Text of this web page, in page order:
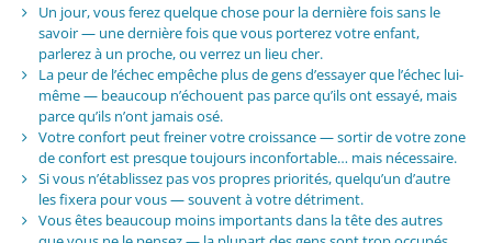
Un jour, vous ferez quelque chose pour la dernière fois sans le
savoir — une dernière fois que vous porterez votre enfant,
parlerez à un proche, ou verrez un lieu cher.
La peur de l’échec empêche plus de gens d’essayer que l’échec lui-
même — beaucoup n’échouent pas parce qu’ils ont essayé, mais
parce qu’ils n’ont jamais osé.
Votre confort peut freiner votre croissance — sortir de votre zone
de confort est presque toujours inconfortable… mais nécessaire.
Si vous n’établissez pas vos propres priorités, quelqu’un d’autre
les fixera pour vous — souvent à votre détriment.
Vous êtes beaucoup moins importants dans la tête des autres